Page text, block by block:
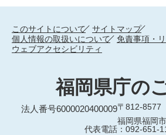
このサイトについて
サイトマップ
個人情報の取扱いについて
免責事項・
ウェブアクセシビリティ
福岡県庁の
法人番号6000020400009〒812-8577
福岡県福岡
代表電話：092-651-